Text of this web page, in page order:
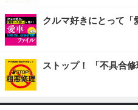
クルマ好きにとって「
ストップ！ 「不具合